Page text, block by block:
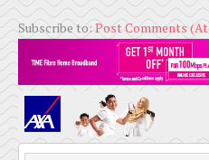
Subscribe to:Post Comments